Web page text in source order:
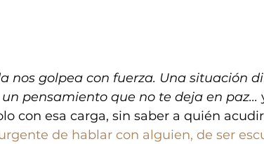
nos golpea con fuerza. Una situación
pensamiento que no te deja en paz...
con esa carga, sin saber a quién
de hablar con alguien, de ser